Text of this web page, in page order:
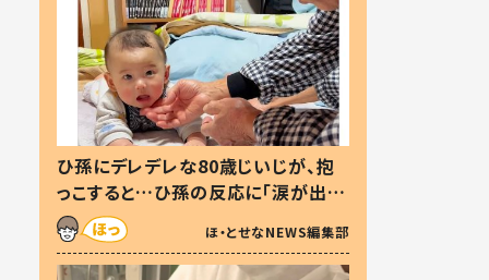
ひ孫にデレデレな80歳じいじが、抱
っこすると…ひ孫の反応に「涙が出ま
した」「可愛くて仕方ない」
ほ・とせなNEWS編集部